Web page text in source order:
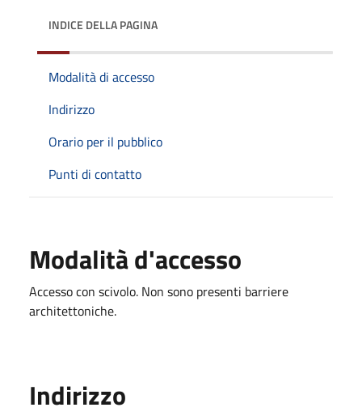
INDICE DELLA PAGINA
Modalità di accesso
Indirizzo
Orario per il pubblico
Punti di contatto
Modalità d'accesso
Accesso con scivolo. Non sono presenti barriere
architettoniche.
Indirizzo